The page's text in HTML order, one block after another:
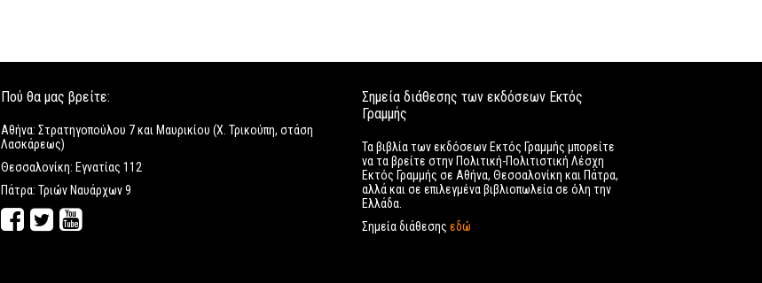
Πού θα μας βρείτε:
Αθήνα: Στρατηγοπούλου 7 και Μαυρικίου (Χ. Τρικούπη, στάση
Λασκάρεως)
Θεσσαλονίκη: Εγνατίας 112
Πάτρα: Τριών Ναυάρχων 9
Σημεία διάθεσης των εκδόσεων Εκτός
Γραμμής
Τα βιβλία των εκδόσεων Εκτός Γραμμής μπορείτε
να τα βρείτε στην Πολιτική-Πολιτιστική Λέσχη
Εκτός Γραμμής σε Αθήνα, Θεσσαλονίκη και Πάτρα,
αλλά και σε επιλεγμένα βιβλιοπωλεία σε όλη την
Ελλάδα.
Σημεία διάθεσης εδώ